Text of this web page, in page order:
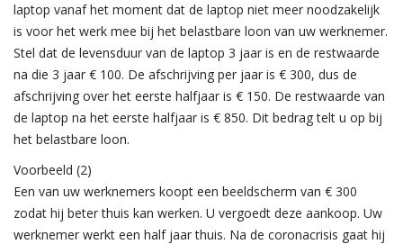
laptop vanaf het moment dat de laptop niet meer noodzakelijk
is voor het werk mee bij het belastbare loon van uw werknemer.
Stel dat de levensduur van de laptop 3 jaar is en de restwaarde
na die 3 jaar € 100. De afschrijving per jaar is € 300, dus de
afschrijving over het eerste halfjaar is € 150. De restwaarde van
de laptop na het eerste halfjaar is € 850. Dit bedrag telt u op bij
het belastbare loon.
Voorbeeld (2)
Een van uw werknemers koopt een beeldscherm van € 300
zodat hij beter thuis kan werken. U vergoedt deze aankoop. Uw
werknemer werkt een half jaar thuis. Na de coronacrisis gaat hij